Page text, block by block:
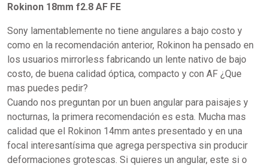
Rokinon 18mm f2.8 AF FE
Sony lamentablemente no tiene angulares a bajo costo y
como en la recomendación anterior, Rokinon ha pensado en
los usuarios mirrorless fabricando un lente nativo de bajo
costo, de buena calidad óptica, compacto y con AF ¿Que
mas puedes pedir?
Cuando nos preguntan por un buen angular para paisajes y
nocturnas, la primera recomendación es esta. Mucha mas
calidad que el Rokinon 14mm antes presentado y en una
focal interesantísima que agrega perspectiva sin producir
deformaciones grotescas. Si quieres un angular, este si o